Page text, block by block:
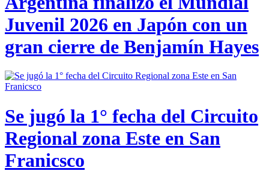
Juvenil 2026 en Japón con un
gran cierre de Benjamín Hayes
Se jugó la 1° fecha del Circuito
Regional zona Este en San
Franicsco